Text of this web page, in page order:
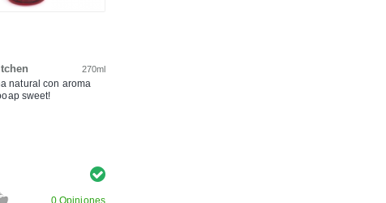
270ml
natural con aroma
sweet!
0 Opiniones